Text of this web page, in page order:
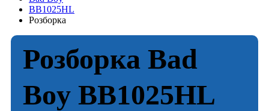
BB1025HL
Розборка
Розборка Bad
Boy BB1025HL